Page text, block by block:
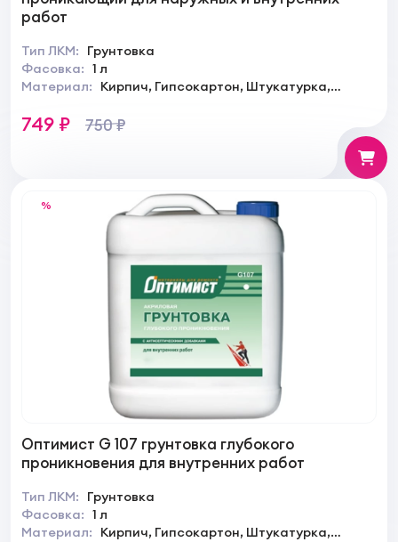
работ
Тип ЛКМ:
Грунтовка
Фасовка: 1 л
Материал:
749 ₽ 750 ₽
%
Оптимист G 107 грунтовка глубокого
проникновения для внутренних работ
Тип ЛКМ:
Грунтовка
Фасовка: 1 л
Материал: